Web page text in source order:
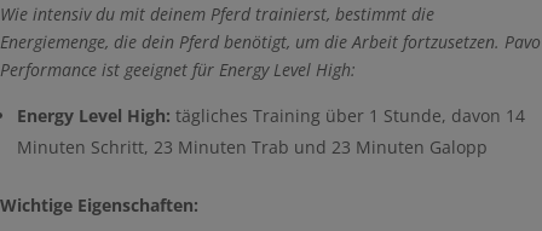
Wie intensiv du mit deinem Pferd trainierst, bestimmt die
Energiemenge, die dein Pferd benötigt, um die Arbeit fortzusetzen. Pavo
Performance ist geeignet für Energy Level High:
Energy Level High: tägliches Training über 1 Stunde, davon 14
Minuten Schritt, 23 Minuten Trab und 23 Minuten Galopp
Wichtige Eigenschaften: